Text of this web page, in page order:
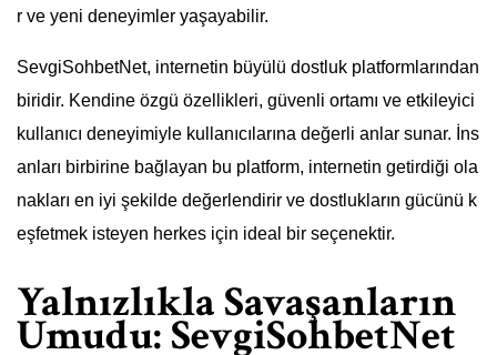
r ve yeni deneyimler yaşayabilir.
SevgiSohbetNet, internetin büyülü dostluk platformlarından
biridir. Kendine özgü özellikleri, güvenli ortamı ve etkileyici
kullanıcı deneyimiyle kullanıcılarına değerli anlar sunar. İns
anları birbirine bağlayan bu platform, internetin getirdiği ola
nakları en iyi şekilde değerlendirir ve dostlukların gücünü k
eşfetmek isteyen herkes için ideal bir seçenektir.
Yalnızlıkla Savaşanların
Umudu: SevgiSohbetNet